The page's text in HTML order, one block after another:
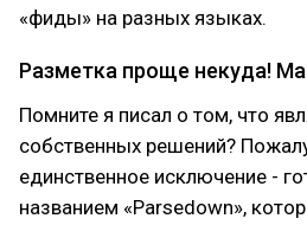
«фиды» на разных языках.
Разметка проще некуда!
Помните я писал о том, что
собственных решений?
единственное исключение -
названием «Parsedown»,